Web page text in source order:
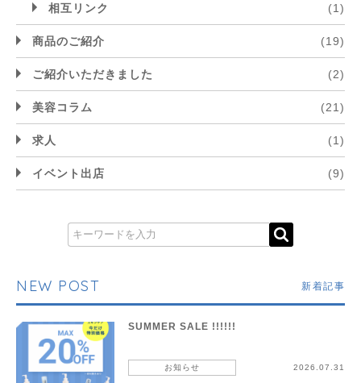
相互リンク (1)
商品のご紹介 (19)
ご紹介いただきました (2)
美容コラム (21)
求人 (1)
イベント出店 (9)
NEW POST 新着記事
SUMMER SALE !!!!!!
お知らせ 2026.07.31